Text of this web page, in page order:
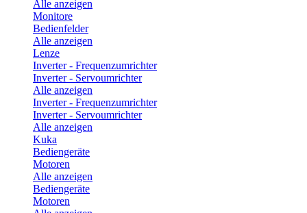
Alle anzeigen
Monitore
Bedienfelder
Alle anzeigen
Lenze
Inverter - Frequenzumrichter
Inverter - Servoumrichter
Alle anzeigen
Inverter - Frequenzumrichter
Inverter - Servoumrichter
Alle anzeigen
Kuka
Bediengeräte
Motoren
Alle anzeigen
Bediengeräte
Motoren